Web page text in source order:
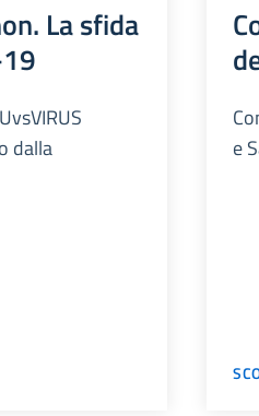
La sfida
dalla
e